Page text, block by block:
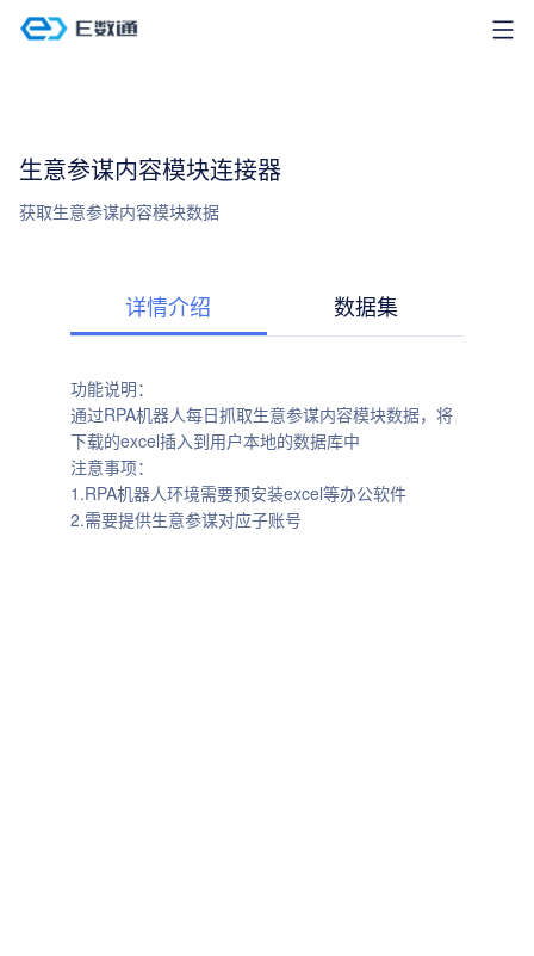
生意参谋内容模块连接器
获取生意参谋内容模块数据
详情介绍 数据集
功能说明：
通过RPA机器人每日抓取生意参谋内容模块数据，将
下载的excel插入到用户本地的数据库中
注意事项：
1.RPA机器人环境需要预安装excel等办公软件
2.需要提供生意参谋对应子账号